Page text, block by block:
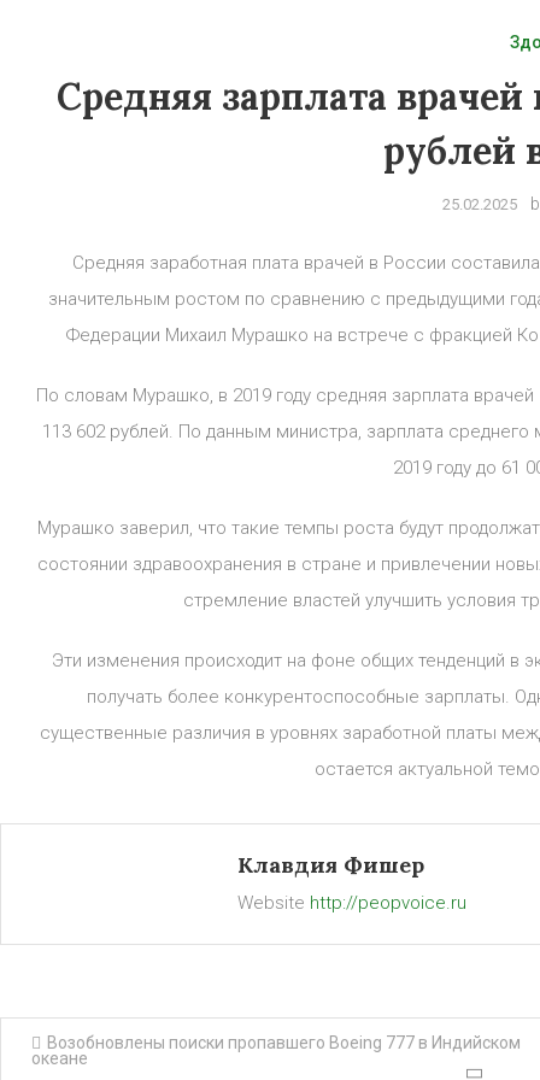
Средняя зарплата
рублей
25.02.2025
Средняя заработная плата врачей в России
значительным ростом по сравнению с предыдущими
Федерации Михаил Мурашко на встрече с фракцией
По словам Мурашко, в 2019 году средняя зарплата врачей
113 602 рублей. По данным министра, зарплата
2019 году до 61
Мурашко заверил, что такие темпы роста будут
состоянии здравоохранения в стране и привлечении
стремление властей улучшить условия
Эти изменения происходит на фоне общих тенденций в
получать более конкурентоспособные зарплаты.
существенные различия в уровнях заработной платы
остается актуальной
Клавдия Фишер
Website http://peopvoice.ru
Навигация
Возобновлены поиски пропавшего Boeing 777 в Индийском
океане